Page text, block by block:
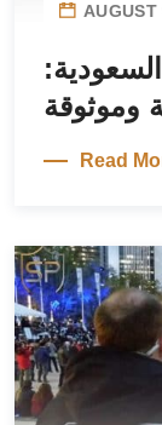
وموثوقة
Read